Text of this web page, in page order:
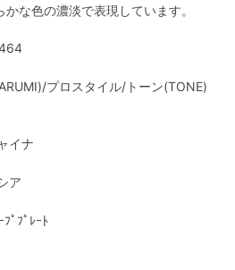
プロスタイル/トーン(TONE)
イナ
ア
ﾟﾌﾟﾚｰﾄ
な色の濃淡で表現しています。